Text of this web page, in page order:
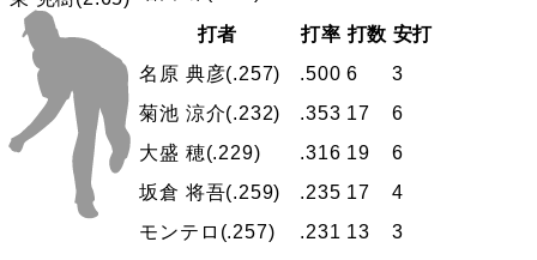
打者 打率 打数 安打
名原 典彦(.257) .500 6
3
菊池 涼介(.232) .353 17
6
大盛 穂(.229) .316 19
6
坂倉 将吾(.259) .235 17
4
モンテロ (.257) .231 13
3